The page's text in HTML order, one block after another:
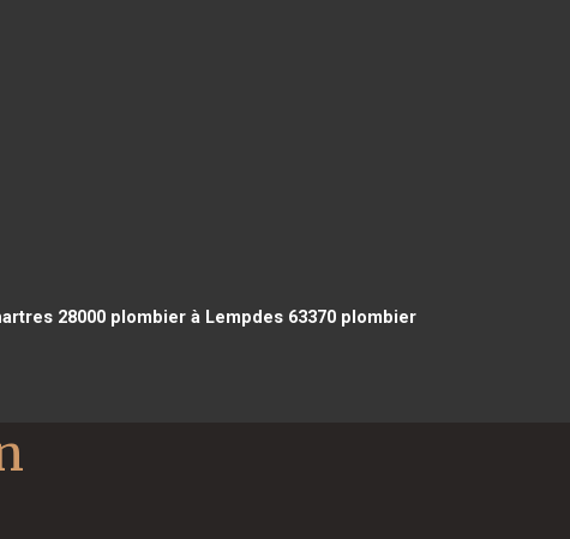
28000plombier à Lempdes 63370plombier